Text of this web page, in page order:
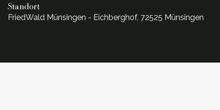
Standort
FriedWald Münsingen - Eichberghof, 72525 Münsingen